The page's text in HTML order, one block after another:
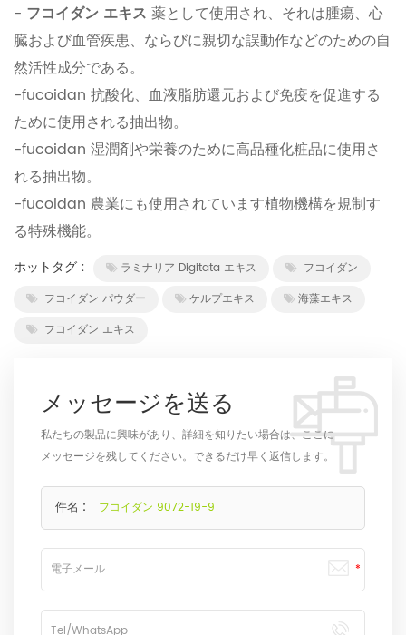
- フコイダン エキス 薬として使用され、それは腫瘍、心
臓および血管疾患、ならびに親切な誤動作などのための自
然活性成分である。
-fucoidan 抗酸化、血液脂肪還元および免疫を促進する
ために使用される抽出物。
-fucoidan 湿潤剤や栄養のために高品種化粧品に使用さ
れる抽出物。
-fucoidan 農業にも使用されています植物機構を規制す
る特殊機能。
ホットタグ : ラミナリア Digitata エキス
フコイダン
フコイダン パウダー
ケルプエキス
海藻エキス
フコイダン エキス
メッセージを送る
私たちの製品に興味があり、詳細を知りたい場合は、ここに
メッセージを残してください。できるだけ早く返信します。
件名 : フコイダン 9072-19-9